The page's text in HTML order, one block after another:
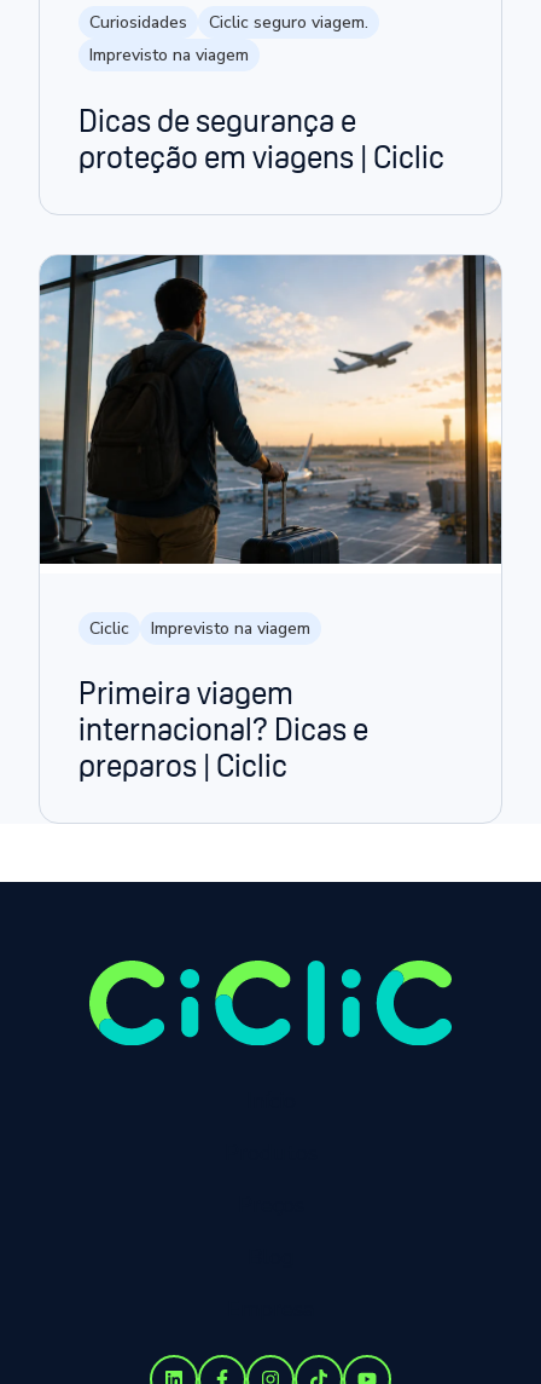
Curiosidades
Ciclic seguro viagem.
Imprevisto na viagem
Dicas de segurança e
proteção em viagens | Ciclic
Ciclic Imprevisto na viagem
Primeira viagem
internacional? Dicas e
preparos | Ciclic